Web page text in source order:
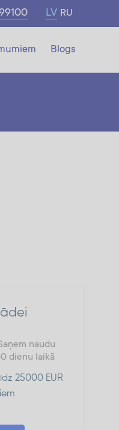
RU
LV
Blogs
naudu
dienu laikā
25000 EUR